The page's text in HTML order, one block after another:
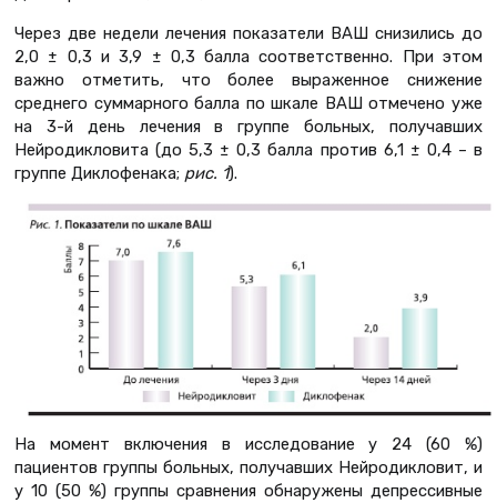
Через две недели лечения показатели ВАШ снизились до
2,0 ± 0,3 и 3,9 ± 0,3 балла соответственно. При этом
важно отметить, что более выраженное снижение
среднего суммарного балла по шкале ВАШ отмечено уже
на 3-й день лечения в группе больных, получавших
Нейродикловита (до 5,3 ± 0,3 балла против 6,1 ± 0,4 – в
группе Диклофенака; рис. 1).
На момент включения в исследование у 24 (60 %)
пациентов группы больных, получавших Нейродикловит, и
у 10 (50 %) группы сравнения обнаружены депрессивные